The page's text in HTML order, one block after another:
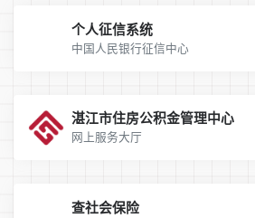
个人征信系统
中国人民银行征信中心
湛江市住房公积金管理中心
网上服务大厅
查社会保险